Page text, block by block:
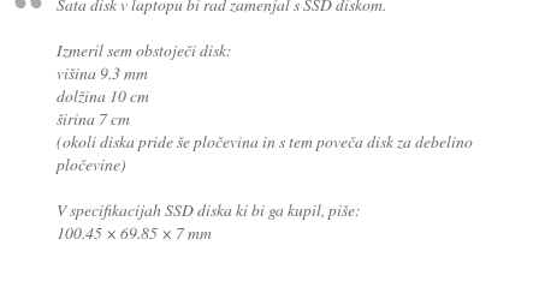
Izmeril sem obstoječi disk:
višina 9.3 mm
dolžina 10 cm
širina 7 cm
(okoli diska pride še pločevina in s tem poveča disk za debelino
pločevine)
V specifikacijah SSD diska ki bi ga kupil, piše:
100.45 × 69.85 × 7 mm